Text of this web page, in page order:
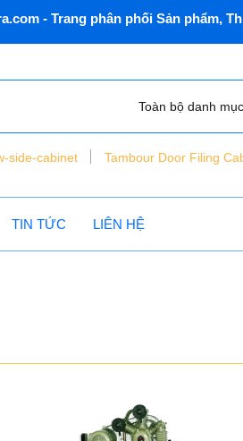
Trang phân phối Sản phẩm, Thiết bị
Toàn bộ danh mục
side-cabinet Tambour Door Filing
TIN TỨC LIÊN HỆ